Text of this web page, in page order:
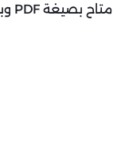
متاح بصيغة PDF وبجودة مميزة متاحة للتحميل والتصفح مجاناً.